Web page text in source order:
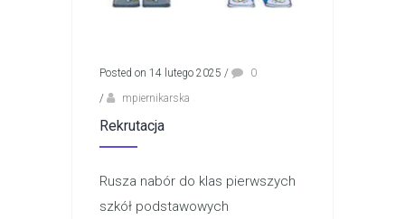
Posted on 14 lutego 2025 /
0
/
mpiernikarska
Rekrutacja
Rusza nabór do klas pierwszych
szkół podstawowych